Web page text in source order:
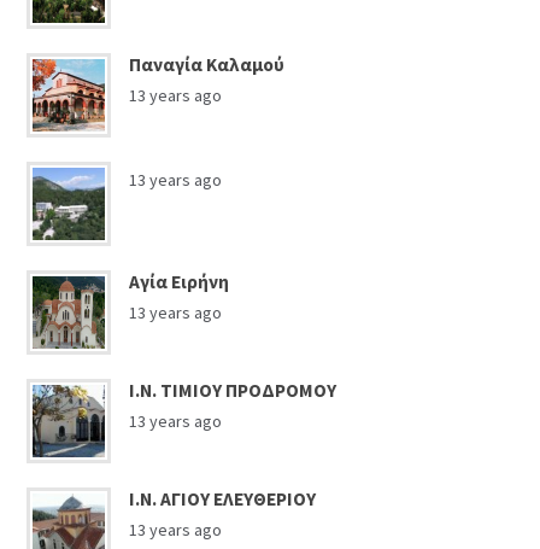
Παναγία Καλαμού
13 years ago
13 years ago
Αγία Ειρήνη
13 years ago
Ι.Ν. ΤΙΜΙΟΥ ΠΡΟΔΡΟΜΟΥ
13 years ago
Ι.Ν. ΑΓΙΟΥ ΕΛΕΥΘΕΡΙΟΥ
13 years ago